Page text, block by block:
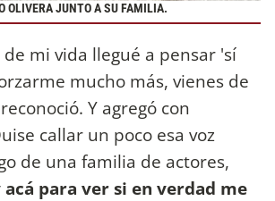
OLIVERA JUNTO A SU FAMILIA.
mi vida llegué a pensar 'sí
mucho más, vienes de
Y agregó con
callar un poco esa voz
de una familia de actores,
para ver si en verdad me